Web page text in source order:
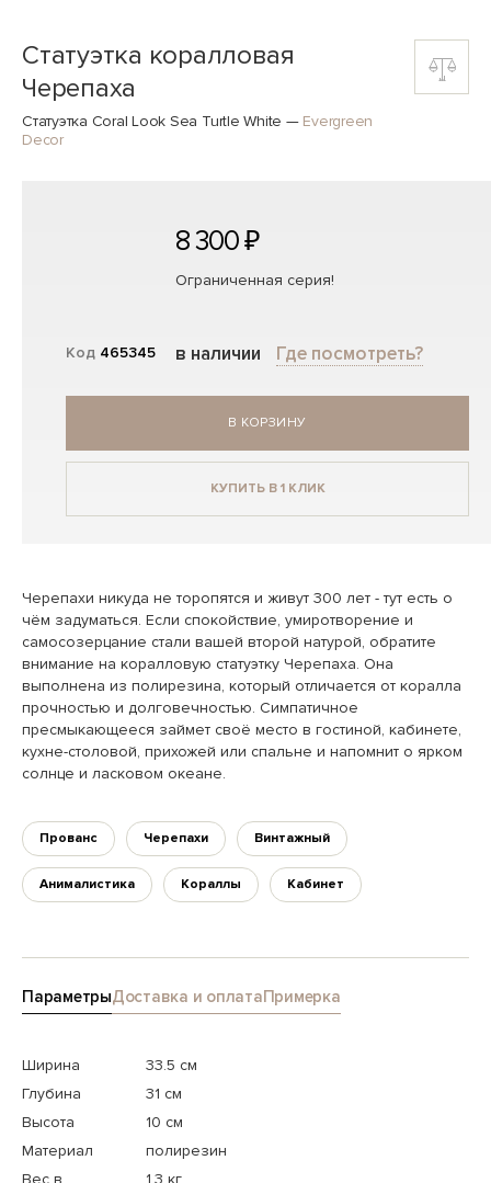
Статуэтка коралловая
Черепаха
Статуэтка Coral Look Sea Turtle White — Evergreen
Decor
Код 465345
8 300 ₽
Ограниченная серия!
в наличии Где посмотреть?
В КОРЗИНУ
КУПИТЬ В 1 КЛИК
Черепахи никуда не торопятся и живут 300 лет - тут есть о
чём задуматься. Если спокойствие, умиротворение и
самосозерцание стали вашей второй натурой, обратите
внимание на коралловую статуэтку Черепаха. Она
выполнена из полирезина, который отличается от коралла
прочностью и долговечностью. Симпатичное
пресмыкающееся займет своё место в гостиной, кабинете,
кухне-столовой, прихожей или спальне и напомнит о ярком
солнце и ласковом океане.
Прованс Черепахи Винтажный
Анималистика Кораллы Кабинет
ПараметрыДоставка и оплатаПримерка
Ширина
33.5 см
Глубина
31 см
Высота
10 см
Материал
полирезин
Вес в
1.3 кг